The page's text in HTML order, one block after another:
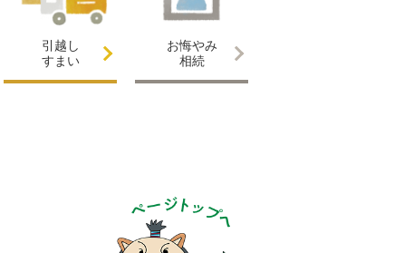
引越し
すまい
お悔やみ
相続